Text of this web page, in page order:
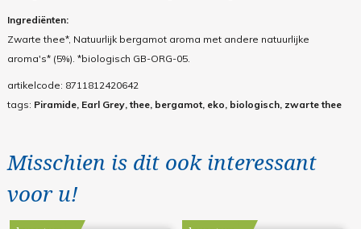
Ingrediënten:
Zwarte thee*, Natuurlijk bergamot aroma met andere natuurlijke
aroma's* (5%). *biologisch GB-ORG-05.
artikelcode: 8711812420642
tags: Piramide, Earl Grey, thee, bergamot, eko, biologisch, zwarte thee
Misschien is dit ook interessant
voor u!